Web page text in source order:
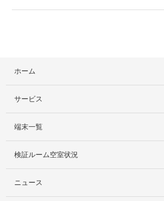
ホーム
サービス
サービス紹介
社外貸出プラン
検証ルーム
端末一覧
検証ルーム空室状況
ニュース